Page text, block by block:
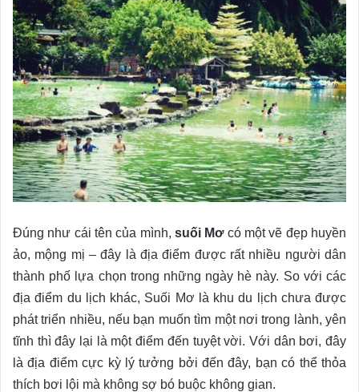
Đúng như cái tên của mình, suối Mơcó một vẽ đẹp huyền
ảo, mộng mị – đây là địa điểm được rất nhiều người dân
thành phố lựa chọn trong những ngày hè này. So với các
địa điểm du lịch khác, Suối Mơ là khu du lịch chưa được
phát triển nhiều, nếu bạn muốn tìm một nơi trong lành, yên
tĩnh thì đây lại là một điểm đến tuyệt vời. Với dân bơi, đây
là địa điểm cực kỳ lý tưởng bởi đến đây, bạn có thể thỏa
thích bơi lội mà không sợ bó buộc không gian.